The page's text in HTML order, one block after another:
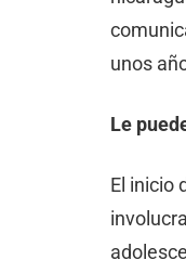
unos
Le
El inicio